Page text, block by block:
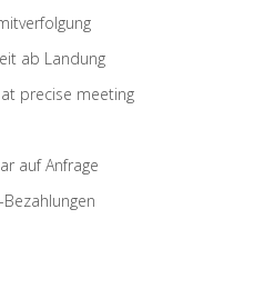
ab Landung
precise meeting
auf Anfrage